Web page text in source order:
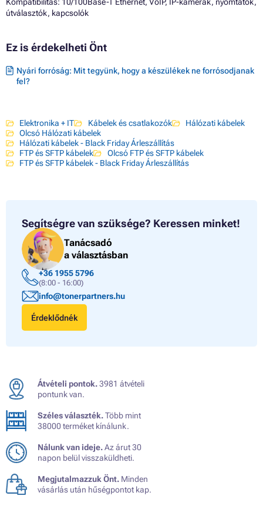
útválasztók, kapcsolók
Ez is érdekelheti Önt
Nyári forróság: Mit tegyünk, hogy a készülékek ne forrósodjanak
fel?
Elektronika + IT Kábelek és csatlakozók
Hálózati kábelek
Olcsó Hálózati kábelek
Hálózati kábelek - Black Friday Árleszállítás
FTP és SFTP kábelek
Olcsó FTP és SFTP kábelek
FTP és SFTP kábelek - Black Friday Árleszállítás
Segítségre van szüksége? Keressen minket!
Tanácsadó
a választásban
+36 1955 5796
(8:00 - 16:00)
info@tonerpartners.hu
Érdeklődnék
Átvételi pontok.3981 átvételi
pontunk van.
Széles választék.Több mint
38000 terméket kínálunk.
Nálunk van ideje.Az árut 30
napon belül visszaküldheti.
Megjutalmazzuk Önt. Minden
vásárlás után hűségpontot kap.